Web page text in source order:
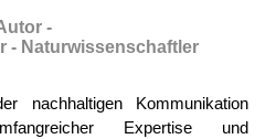
-
- Naturwissenschaftler
nachhaltigen Kommunikation
Expertise und